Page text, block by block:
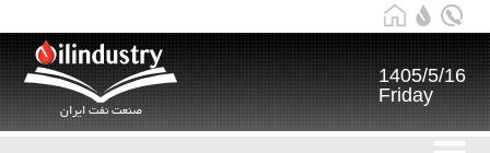
صنعت نفت ایران
1405/5/16
Friday